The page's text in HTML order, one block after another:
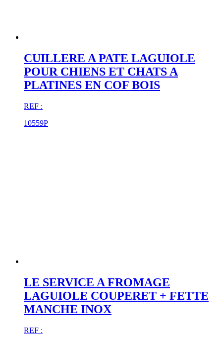
CUILLERE A PATE LAGUIOLE
POUR CHIENS ET CHATS A
PLATINES EN COF BOIS
REF :
10559P
LE SERVICE A FROMAGE
LAGUIOLE COUPERET + FETTE
MANCHE INOX
REF :